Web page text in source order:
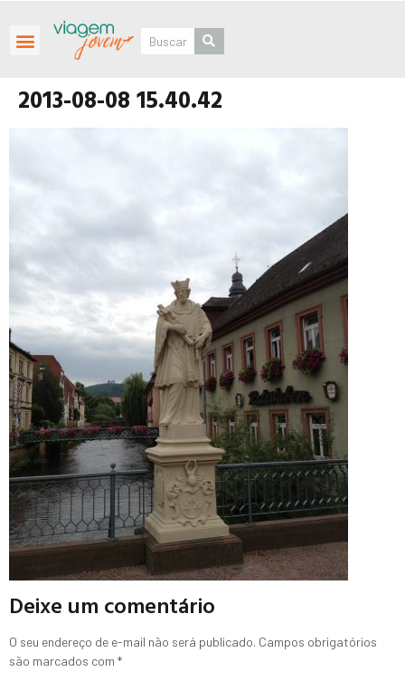
2013-08-08 15.40.42
Deixe um comentário
O seu endereço de e-mail não será publicado. Campos obrigatórios
são marcados com *